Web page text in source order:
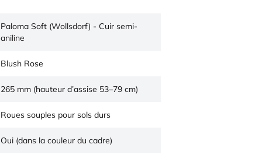
Paloma Soft (Wollsdorf) - Cuir semi-
aniline
Blush Rose
265 mm (hauteur d’assise 53–79 cm)
Roues souples pour sols durs
Oui (dans la couleur du cadre)